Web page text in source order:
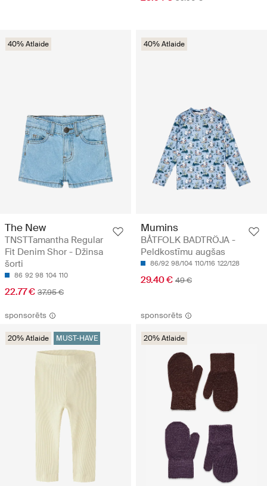
40% Atlaide
The New
TNSTTamantha Regular
Fit Denim Shor - Džinsa
šorti
86 92 98 104 110
22.77 € 37.95 €
40% Atlaide
Mumins
BÅTFOLK BADTRÖJA -
Peldkostīmu augšas
86/92 98/104 110/116 122/128
29.40 € 49 €
sponsorēts
20% Atlaide MUST-HAVE
sponsorēts
20% Atlaide